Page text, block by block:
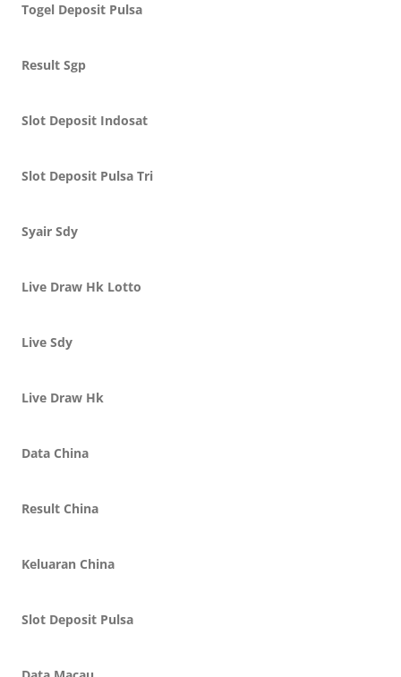
Togel Deposit Pulsa
Result Sgp
Slot Deposit Indosat
Slot Deposit Pulsa Tri
Syair Sdy
Live Draw Hk Lotto
Live Sdy
Live Draw Hk
Data China
Result China
Keluaran China
Slot Deposit Pulsa